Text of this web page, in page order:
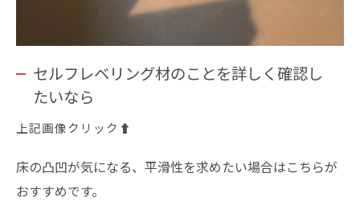
セルフレベリング材のことを詳しく確認し
たいなら
上記画像クリック⬆️
床の凸凹が気になる、平滑性を求めたい場合はこちらが
おすすめです。